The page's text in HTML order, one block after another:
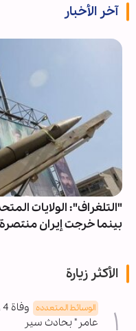
آخر الأخبار
"التلغراف": الولايات
بينما خرجت إيران منتصرة
الأكثر زيارة
الوسائط المتعدده
عامر" بحادث سير